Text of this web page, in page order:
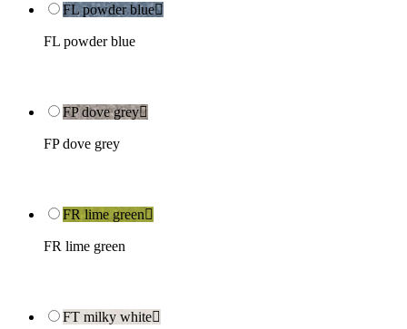
FL powder blue
FL powder blue
FP dove grey
FP dove grey
FR lime green
FR lime green
FT milky white